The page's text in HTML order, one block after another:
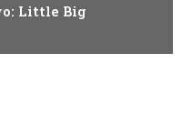
Little Big